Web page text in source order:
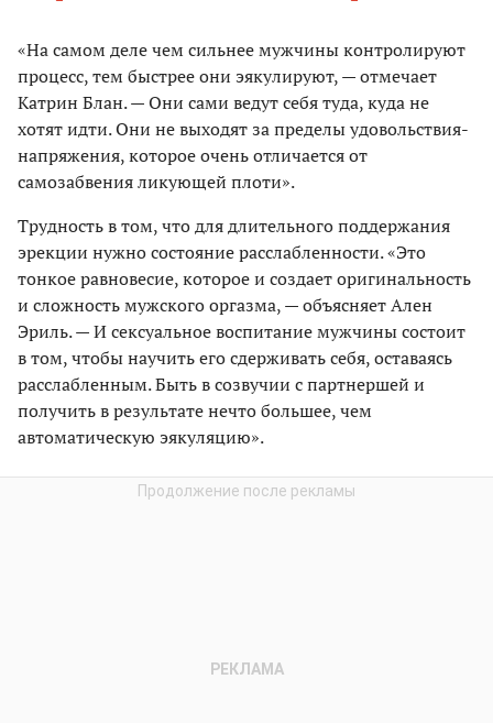
«На самом деле чем сильнее мужчины контролируют
процесс, тем быстрее они эякулируют, — отмечает
Катрин Блан. — Они сами ведут себя туда, куда не
хотят идти. Они не выходят за пределы удовольствия-
напряжения, которое очень отличается от
самозабвения ликующей плоти».
Трудность в том, что для длительного поддержания
эрекции нужно состояние расслабленности. «Это
тонкое равновесие, которое и создает оригинальность
и сложность мужского оргазма, — объясняет Ален
Эриль. — И сексуальное воспитание мужчины состоит
в том, чтобы научить его сдерживать себя, оставаясь
расслабленным. Быть в созвучии с партнершей и
получить в результате нечто большее, чем
автоматическую эякуляцию».